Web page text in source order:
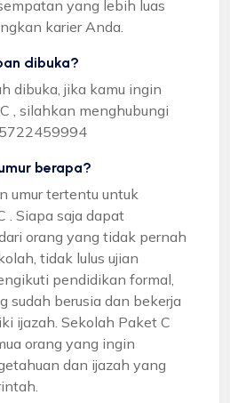
yang lebih luas
karier Anda.
dibuka?
dibuka, jika kamu ingin
, silahkan menghubungi
berapa?
umur tertentu untuk
. Siapa saja dapat
orang yang tidak pernah
tidak lulus ujian
pendidikan formal,
sudah berusia dan bekerja
ijazah. Sekolah Paket C
orang yang ingin
dan ijazah yang